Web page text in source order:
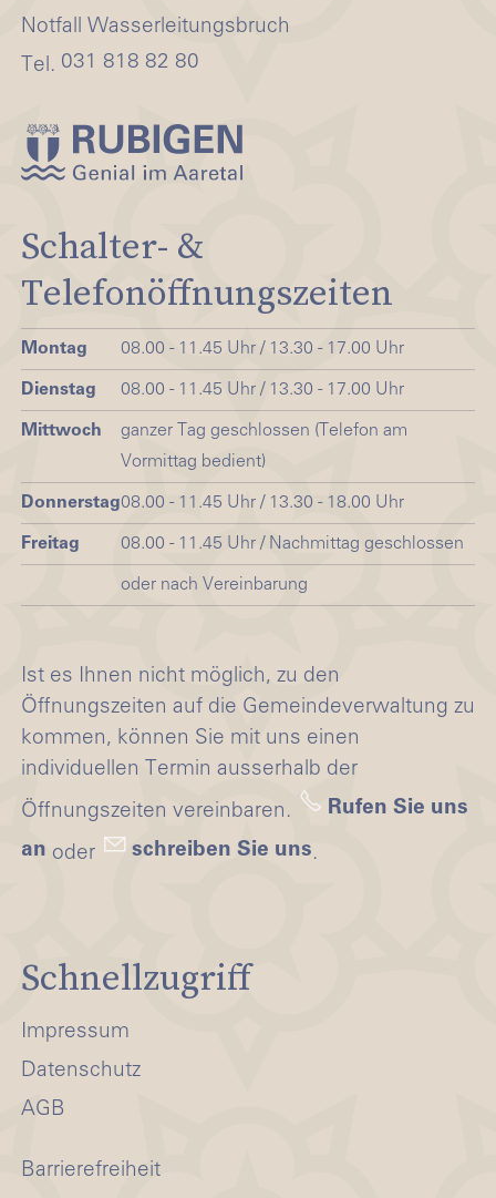
Notfall Wasserleitungsbruch
Tel. 031 818 82 80
Schalter- &
Telefonöffnungszeiten
Montag 08.00 - 11.45 Uhr / 13.30 - 17.00 Uhr
Dienstag 08.00 - 11.45 Uhr / 13.30 - 17.00 Uhr
Mittwoch
ganzer Tag geschlossen (Telefon am
Vormittag bedient)
Donnerstag08.00 - 11.45 Uhr / 13.30 - 18.00 Uhr
Freitag 08.00 - 11.45 Uhr / Nachmittag geschlossen
oder nach Vereinbarung
Ist es Ihnen nicht möglich, zu den
Öffnungszeiten auf die Gemeindeverwaltung zu
kommen, können Sie mit uns einen
individuellen Termin ausserhalb der
Öffnungszeiten vereinbaren.
Rufen Sie uns
an oder schreiben Sie uns.
Schnellzugriff
Impressum
Datenschutz
AGB
Barrierefreiheit